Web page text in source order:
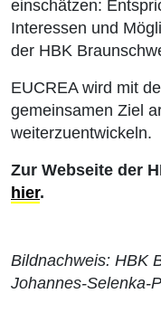
einschätzen:
Interessen und
der HBK
EUCREA wird mit
gemeinsamen Ziel
weiterzuentwickeln.
Zur Webseite der
hier.
Bildnachweis: HBK
Johannes-Selenka-